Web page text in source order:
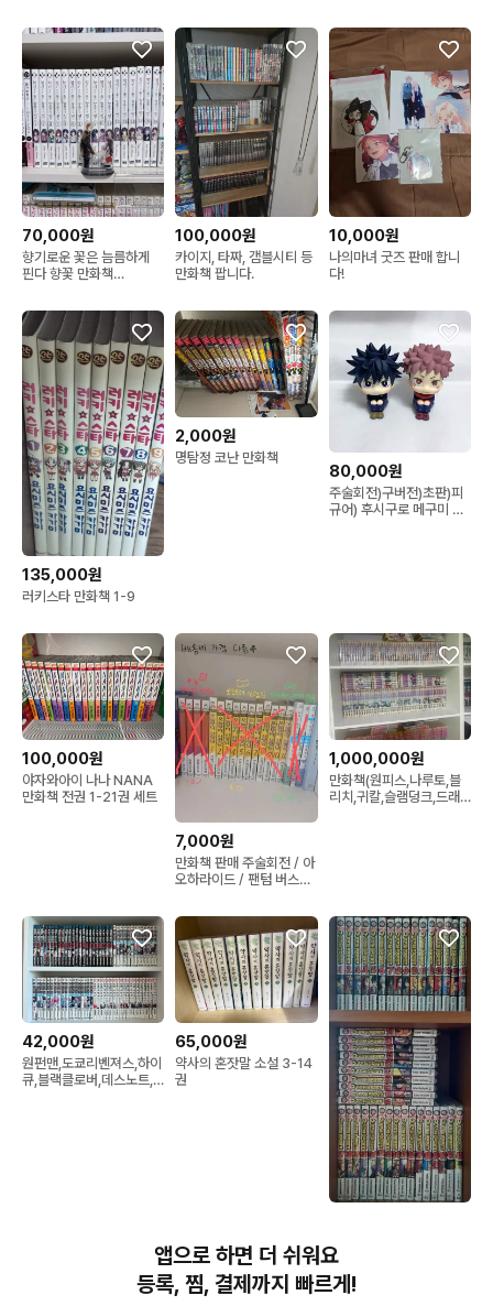
70,000원
향기로운 꽃은 늠름하게
핀다 향꽃 만화책
100,000원
카이지, 타짜, 갬블시티 등
만화책 팝니다.
10,000원
나의마녀 굿즈 판매 합니
다!
135,000원
러키스타 만화책 1-9
2,000원
명탐정 코난 만화책
80,000원
주술회전)구버전)초판)피
규어) 후시구로 메구미 이
100,000원
야자와아이 나나 NANA
만화책 전권 1-21권 세트
7,000원
만화책 판매 주술회전 / 아
오하라이드 / 팬텀 버스터
야마다군과 레벨 999의
사랑을 하다 / 아름다운 초
저녁달 / 불가항력의 l
love you
1,000,000원
만화책(원피스,나루토,블
리치,귀칼,슬램덩크,드래
42,000원
원펀맨,도쿄리벤져스,하이
큐,블랙클로버,데스노트,
65,000원
약사의 혼잣말 소설 3-14
권
나히아 히로아카 만화책
전권 (1~42권)
앱으로 하면 더 쉬워요
등록, 찜, 결제까지 빠르게!